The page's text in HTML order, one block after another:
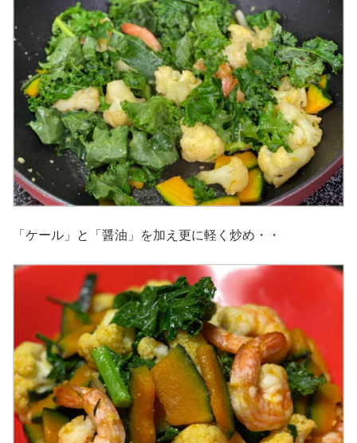
「ケール」と「醤油」を加え更に軽く炒め・・